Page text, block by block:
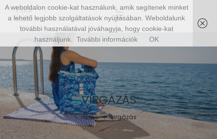
VIRGÁZÁS
Home virgázás
A weboldalon cookie-kat használunk, amik segítenek minket
a lehető legjobb szolgáltatások nyújtásában. Weboldalunk
további használatával jóváhagyja, hogy cookie-kat
használjunk.
További információk OK